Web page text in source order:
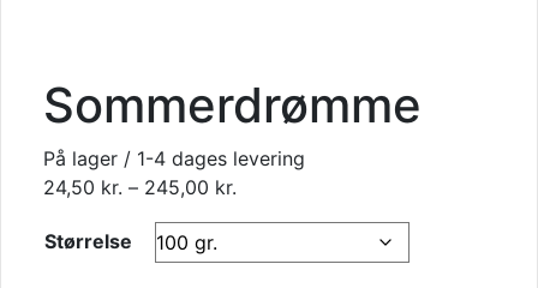
Sommerdrømme
På lager / 1-4 dages levering
24,50 kr. – 245,00 kr.
Størrelse